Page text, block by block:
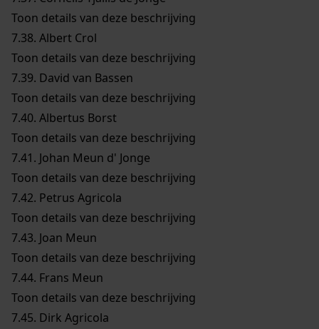
Toon details van deze beschrijving
7.38. Albert Crol
Toon details van deze beschrijving
7.39. David van Bassen
Toon details van deze beschrijving
7.40. Albertus Borst
Toon details van deze beschrijving
7.41. Johan Meun d' Jonge
Toon details van deze beschrijving
7.42. Petrus Agricola
Toon details van deze beschrijving
7.43. Joan Meun
Toon details van deze beschrijving
7.44. Frans Meun
Toon details van deze beschrijving
7.45. Dirk Agricola